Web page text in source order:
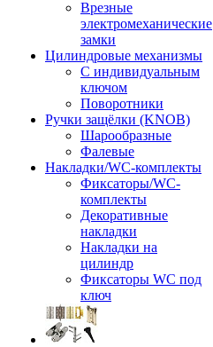
Врезные
электромеханические
замки
Цилиндровые механизмы
С индивидуальным
ключом
Поворотники
Ручки защёлки (KNOB)
Шарообразные
Фалевые
Накладки/WC-комплекты
Фиксаторы/WC-
комплекты
Декоративные
накладки
Накладки на
цилиндр
Фиксаторы WC под
ключ